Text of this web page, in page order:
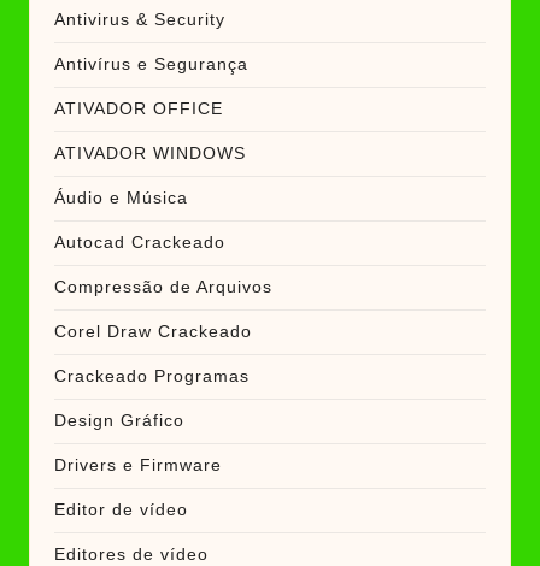
Antivirus & Security
Antivírus e Segurança
ATIVADOR OFFICE
ATIVADOR WINDOWS
Áudio e Música
Autocad Crackeado
Compressão de Arquivos
Corel Draw Crackeado
Crackeado Programas
Design Gráfico
Drivers e Firmware
Editor de vídeo
Editores de vídeo